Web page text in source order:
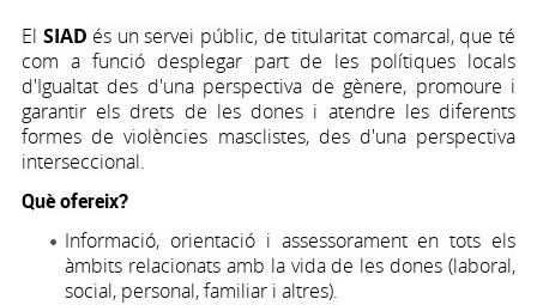
El SIAD és un servei públic, de titularitat comarcal, que té
com a funció desplegar part de les polítiques locals
d'Igualtat des d'una perspectiva de gènere, promoure i
garantir els drets de les dones i atendre les diferents
formes de violències masclistes, des d'una perspectiva
interseccional.
Què ofereix?
Informació, orientació i assessorament en tots els
àmbits relacionats amb la vida de les dones (laboral,
social, personal, familiar i altres).